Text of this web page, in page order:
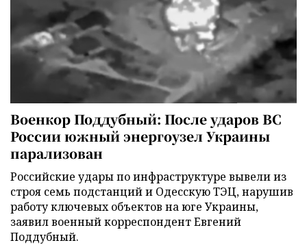
Военкор Поддубный: После ударов ВС
России южный энергоузел Украины
парализован
Российские удары по инфраструктуре вывели из
строя семь подстанций и Одесскую ТЭЦ, нарушив
работу ключевых объектов на юге Украины,
заявил военный корреспондент Евгений
Поддубный.